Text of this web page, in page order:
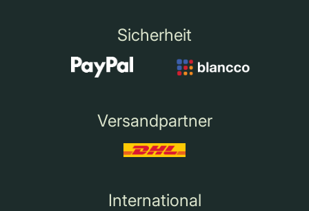
Sicherheit
Versandpartner
International